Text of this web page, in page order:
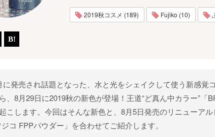
2019秋コスメ (189) Fujiko (10)
に発売され話題となった、水と光をシェイクして使う新感覚
、8月29日に2019秋の新色が登場！王道“ど真ん中カラー”「
こします。今回はそんな新色と、8月5日発売のリニューア
コ FPPパウダー」を合わせてご紹介します。